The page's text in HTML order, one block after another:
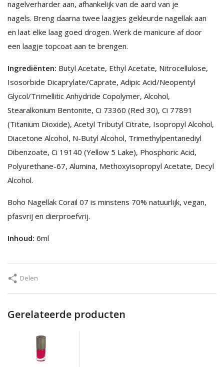
nagelverharder aan, afhankelijk van de aard van je
nagels. Breng daarna twee laagjes gekleurde nagellak aan
en laat elke laag goed drogen. Werk de manicure af door
een laagje topcoat aan te brengen.
Ingrediënten: Butyl Acetate, Ethyl Acetate, Nitrocellulose,
Isosorbide Dicaprylate/Caprate, Adipic Acid/Neopentyl
Glycol/Trimellitic Anhydride Copolymer, Alcohol,
Stearalkonium Bentonite, Ci 73360 (Red 30), Ci 77891
(Titanium Dioxide), Acetyl Tributyl Citrate, Isopropyl Alcohol,
Diacetone Alcohol, N-Butyl Alcohol, Trimethylpentanediyl
Dibenzoate, Ci 19140 (Yellow 5 Lake), Phosphoric Acid,
Polyurethane-67, Alumina, Methoxyisopropyl Acetate, Decyl
Alcohol.
Boho Nagellak Corail 07 is minstens 70% natuurlijk, vegan,
pfasvrij en dierproefvrij.
Inhoud: 6ml
Delen
Gerelateerde producten